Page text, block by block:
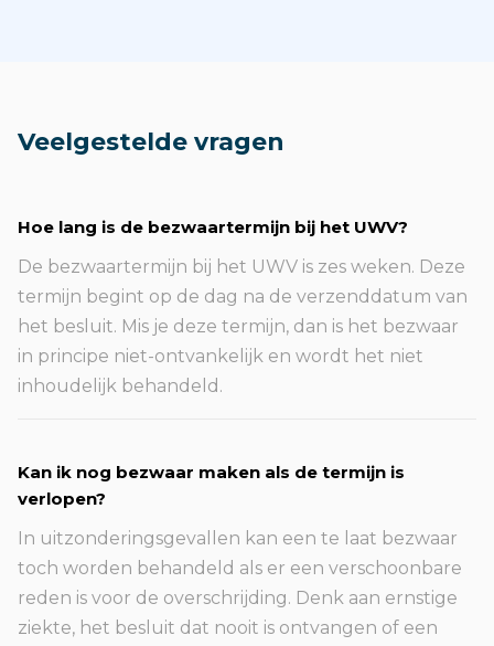
Veelgestelde vragen
Hoe lang is de bezwaartermijn bij het UWV?
De bezwaartermijn bij het UWV is zes weken. Deze
termijn begint op de dag na de verzenddatum van
het besluit. Mis je deze termijn, dan is het bezwaar
in principe niet-ontvankelijk en wordt het niet
inhoudelijk behandeld.
Kan ik nog bezwaar maken als de termijn is
verlopen?
In uitzonderingsgevallen kan een te laat bezwaar
toch worden behandeld als er een verschoonbare
reden is voor de overschrijding. Denk aan ernstige
ziekte, het besluit dat nooit is ontvangen of een